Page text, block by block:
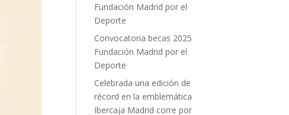
Fundación Madrid por el
Deporte
Convocatoria becas 2025
Fundación Madrid por el
Deporte
Celebrada una edición de
récord en la emblemática
Ibercaja Madrid corre por